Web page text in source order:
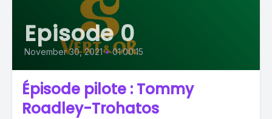
Episode 0
November 30, 2021 • 01:00:15
Épisode pilote : Tommy
Roadley-Trohatos